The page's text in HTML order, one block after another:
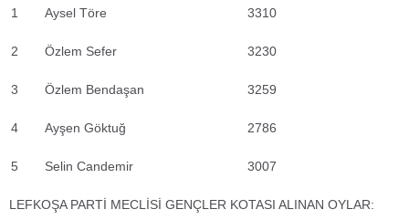
1
Aysel Töre 3310
2 Özlem Sefer 3230
3 Özlem Bendaşan 3259
4 Ayşen Göktuğ 2786
5 Selin Candemir 3007
LEFKOŞA PARTİ MECLİSİ GENÇLER KOTASI ALINAN OYLAR: